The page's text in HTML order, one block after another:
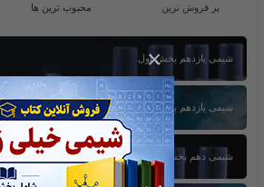
×
پر فروش ترین محبوب ترین ها
شیمی یازدهم بخش اول
شیمی یازدهم بخش سوم
شیمی دهم بخش اول